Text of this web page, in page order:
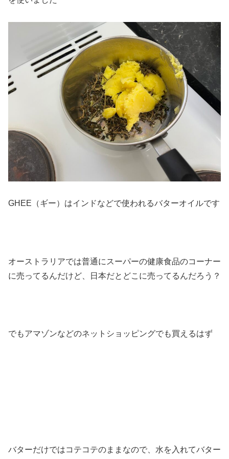
GHEE（ギー）はインドなどで使われるバターオイルです
オーストラリアでは普通にスーパーの健康食品のコーナー
に売ってるんだけど、日本だとどこに売ってるんだろう？
でもアマゾンなどのネットショッピングでも買えるはず
バターだけではコテコテのままなので、水を入れてバター